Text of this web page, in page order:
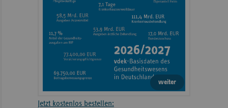
weiter
Jetzt kostenlos bestellen: